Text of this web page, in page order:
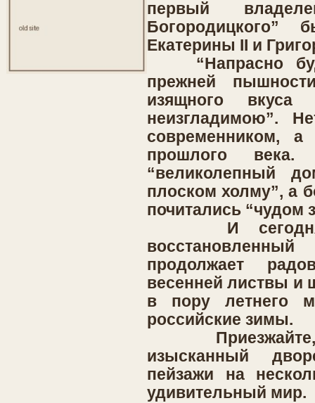
первый
Екатерины II и
“Напрасно
прежней
изящного вкуса
неизгладимою”.
современником, а
прошлого
“великолепный
плоском холму”, а
почитались “чудом
И сегодня,
продолжает
весенней листвы и
в пору летнего
российские зимы.
Приезжайте, и
изысканный
пейзажи на
удивительный мир.